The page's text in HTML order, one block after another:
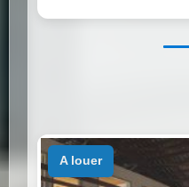
a louer